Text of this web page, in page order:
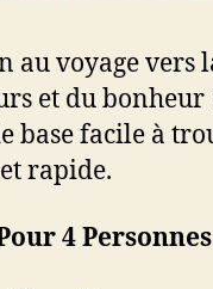
au voyage vers
et du bonheur
base facile à
rapide.
4 Personnes